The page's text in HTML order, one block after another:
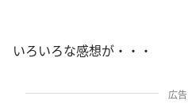
いろいろな感想が・・・
広告